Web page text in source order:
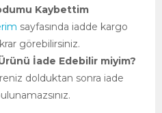
Kaybettim
sayfasında iadde kargo
görebilirsiniz.
İade Edebilir miyim?
dolduktan sonra iade